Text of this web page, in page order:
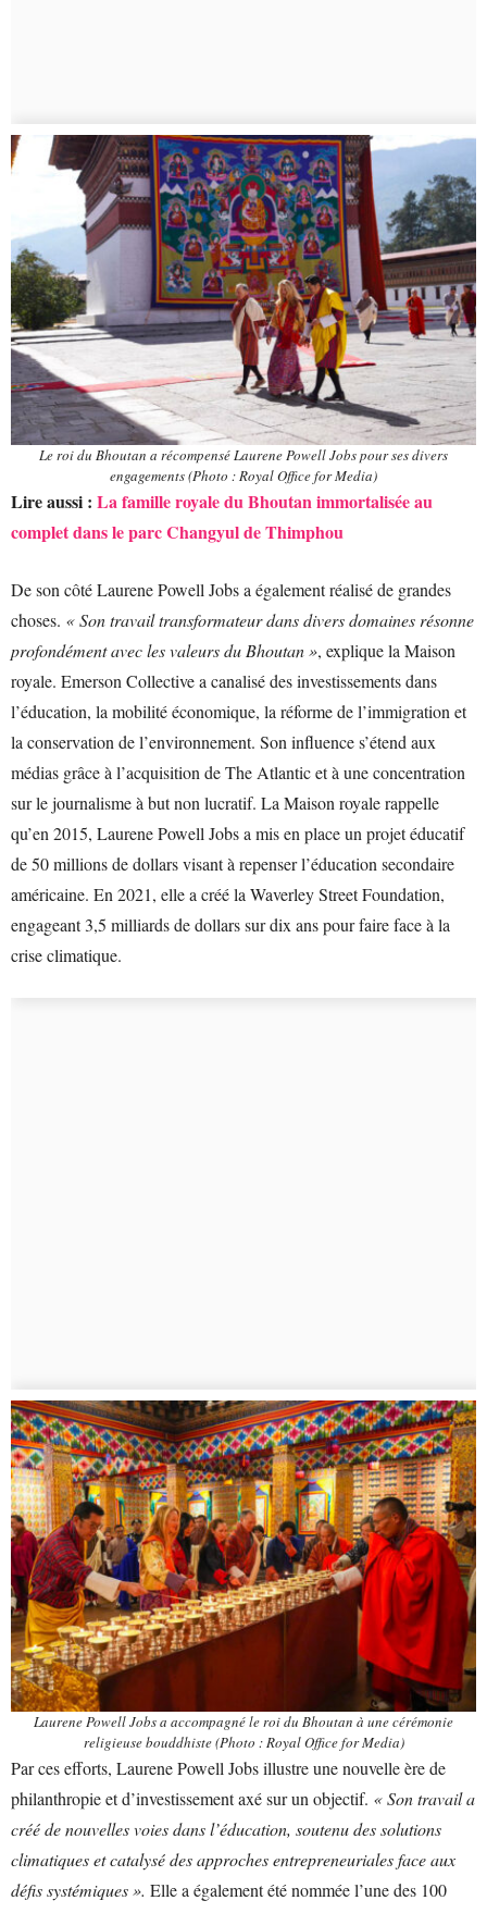
Le roi du Bhoutan a récompensé Laurene Powell Jobs pour ses divers
engagements (Photo : Royal Office for Media)
Lire aussi : La famille royale du Bhoutan immortalisée au
complet dans le parc Changyul de Thimphou
De son côté Laurene Powell Jobs a également réalisé de grandes
choses. « Son travail transformateur dans divers domaines résonne
profondément avec les valeurs du Bhoutan », explique la Maison
royale. Emerson Collective a canalisé des investissements dans
l’éducation, la mobilité économique, la réforme de l’immigration et
la conservation de l’environnement. Son influence s’étend aux
médias grâce à l’acquisition de The Atlantic et à une concentration
sur le journalisme à but non lucratif. La Maison royale rappelle
qu’en 2015, Laurene Powell Jobs a mis en place un projet éducatif
de 50 millions de dollars visant à repenser l’éducation secondaire
américaine. En 2021, elle a créé la Waverley Street Foundation,
engageant 3,5 milliards de dollars sur dix ans pour faire face à la
crise climatique.
Laurene Powell Jobs a accompagné le roi du Bhoutan à une cérémonie
religieuse bouddhiste (Photo : Royal Office for Media)
Par ces efforts, Laurene Powell Jobs illustre une nouvelle ère de
philanthropie et d’investissement axé sur un objectif. « Son travail a
créé de nouvelles voies dans l’éducation, soutenu des solutions
climatiques et catalysé des approches entrepreneuriales face aux
défis systémiques ». Elle a également été nommée l’une des 100